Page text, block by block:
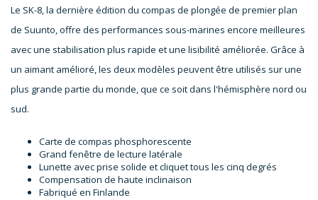
Le SK-8, la dernière édition du compas de plongée de premier plan
de Suunto, offre des performances sous-marines encore meilleures
avec une stabilisation plus rapide et une lisibilité améliorée. Grâce à
un aimant amélioré, les deux modèles peuvent être utilisés sur une
plus grande partie du monde, que ce soit dans l'hémisphère nord ou
sud.
Carte de compas phosphorescente
Grand fenêtre de lecture latérale
Lunette avec prise solide et cliquet tous les cinq degrés
Compensation de haute inclinaison
Fabriqué en Finlande